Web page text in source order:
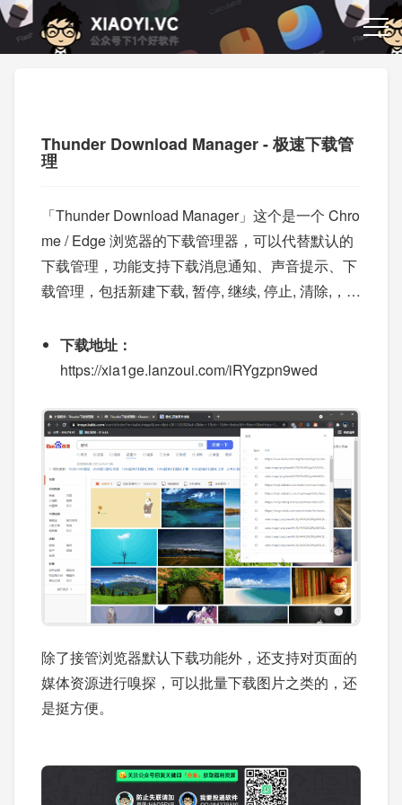
Thunder Download Manager - 极速下载管
理
「Thunder Download Manager」这个是一个 Chro
me / Edge 浏览器的下载管理器，可以代替默认的
下载管理，功能支持下载消息通知、声音提示、下
载管理，包括新建下载, 暂停, 继续, 停止, 清除,，并
下载地址：
https://xia1ge.lanzoui.com/iRYgzpn9wed
除了接管浏览器默认下载功能外，还支持对页面的
媒体资源进行嗅探，可以批量下载图片之类的，还
是挺方便。